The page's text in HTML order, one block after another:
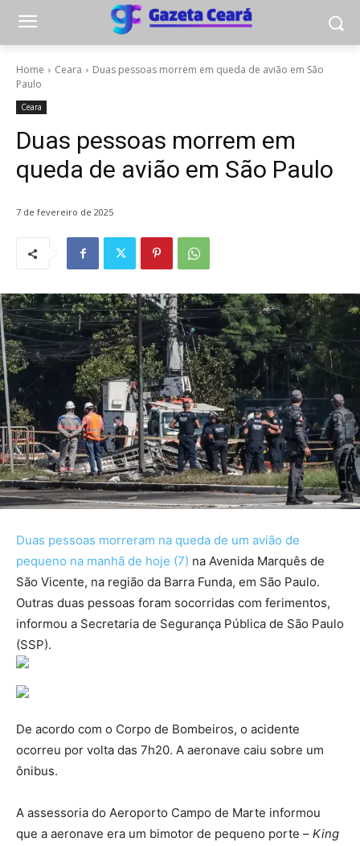
Home Ceara
Duas pessoas morrem em queda de avião em São
Paulo
Ceara
Duas pessoas morrem em
queda de avião em São Paulo
7 de fevereiro de 2025
Duas pessoas morreram na queda de um avião de
pequeno na manhã de hoje (7) na Avenida Marquês de
São Vicente, na região da Barra Funda, em São Paulo.
Outras duas pessoas foram socorridas com ferimentos,
informou a Secretaria de Segurança Pública de São Paulo
(SSP).
De acordo com o Corpo de Bombeiros, o acidente
ocorreu por volta das 7h20. A aeronave caiu sobre um
ônibus.
A assessoria do Aeroporto Campo de Marte informou
que a aeronave era um bimotor de pequeno porte – King